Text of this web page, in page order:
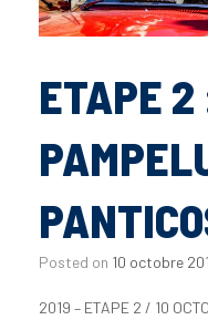
ETAPE 2
Posted on 10 octobre
2019 – ETAPE 2 / 10